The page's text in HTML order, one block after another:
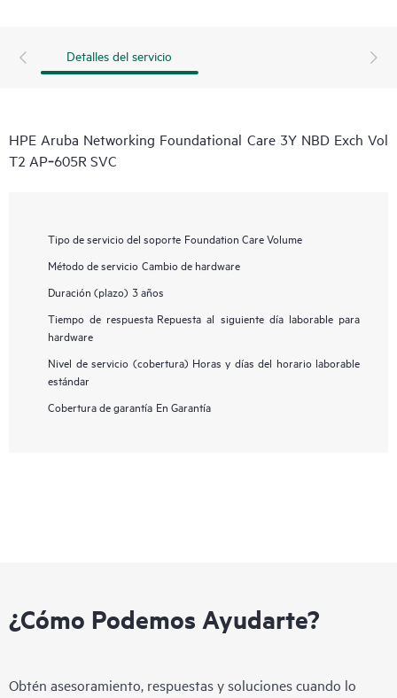
Detalles del servicio
HPE Aruba Networking Foundational Care 3Y NBD Exch Vol
T2 AP‑605R SVC
Tipo de servicio del soporte Foundation Care Volume
Método de servicio Cambio de hardware
Duración (plazo) 3 años
Tiempo de respuesta Repuesta al siguiente día laborable para
hardware
Nivel de servicio (cobertura) Horas y días del horario laborable
estándar
Cobertura de garantía En Garantía
¿Cómo Podemos Ayudarte?
Obtén asesoramiento, respuestas y soluciones cuando lo